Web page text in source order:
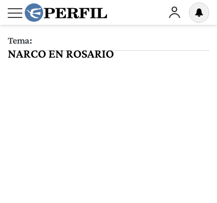
Tema:
NARCO EN ROSARIO